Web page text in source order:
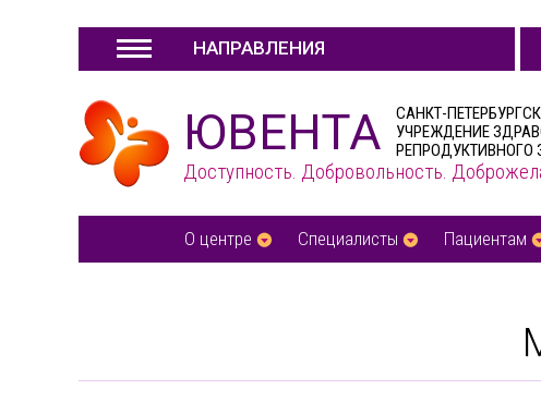
НАПРАВЛЕНИЯ
ЮВЕНТА
САНКТ-
УЧРЕЖДЕНИЕ
РЕПРОДУКТИВНОГО
Доступность. Добровольность.
О центре Специалисты Пациентам